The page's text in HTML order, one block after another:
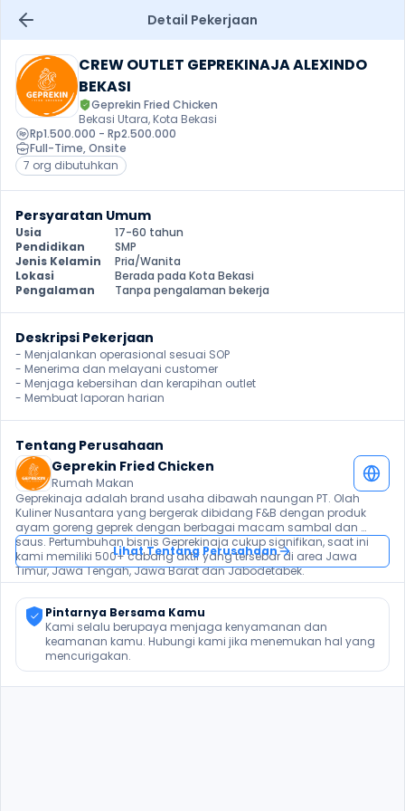
Detail Pekerjaan
CREW OUTLET GEPREKINAJA ALEXINDO
BEKASI
Geprekin Fried Chicken
Bekasi Utara, Kota Bekasi
Rp1.500.000 - Rp2.500.000
Full-Time, Onsite
7 org dibutuhkan
Persyaratan Umum
Usia
17-60 tahun
Pendidikan
SMP
Jenis Kelamin
Pria/Wanita
Lokasi
Berada pada Kota Bekasi
Pengalaman
Tanpa pengalaman bekerja
Deskripsi Pekerjaan
- Menjalankan operasional sesuai SOP
- Menerima dan melayani customer
- Menjaga kebersihan dan kerapihan outlet
- Membuat laporan harian
Tentang Perusahaan
Geprekin Fried Chicken
Rumah Makan
Geprekinaja adalah brand usaha dibawah naungan PT. Olah
Kuliner Nusantara yang bergerak dibidang F&B dengan produk
ayam goreng geprek dengan berbagai macam sambal dan
saus. Pertumbuhan bisnis Geprekinaja cukup signifikan, saat ini
kami memiliki 500+ cabang aktif yang tersebar di area Jawa
Timur, Jawa Tengah, Jawa Barat dan Jabodetabek.
Untuk pendaftaran lebih cepat silahkan mengakses pada link
berikut : http://bit.ly/KarirGeprekinAja2025
Lihat Tentang Perusahaan
Pintarnya Bersama Kamu
Kami selalu berupaya menjaga kenyamanan dan
keamanan kamu. Hubungi kami jika menemukan hal yang
mencurigakan.